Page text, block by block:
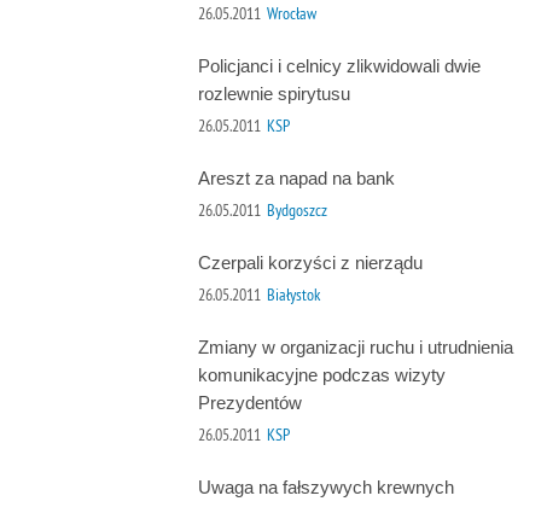
26.05.2011 Wrocław
Policjanci i celnicy zlikwidowali dwie
rozlewnie spirytusu
26.05.2011 KSP
Areszt za napad na bank
26.05.2011 Bydgoszcz
Czerpali korzyści z nierządu
26.05.2011 Białystok
Zmiany w organizacji ruchu i utrudnienia
komunikacyjne podczas wizyty
Prezydentów
26.05.2011 KSP
Uwaga na fałszywych krewnych